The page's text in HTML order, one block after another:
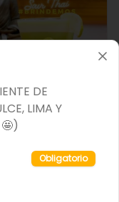
DE
LIMA Y
Obligatorio